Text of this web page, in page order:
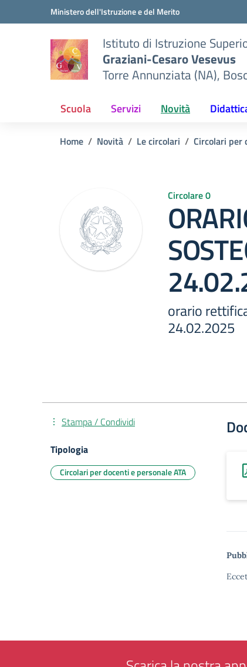
Vai ai contenuti
Vai al menu di navigazioneMinistero dell'Istruzione e del Merito
Istituto di Istruzione
Graziani-Cesaro Vesevus
Torre Annunziata (NA),
Scuola Servizi Novità
Home Novità Le circolari Circolari per
Circolare 0
orario
24.02.2025
Stampa / Condividi
Tipologia
Circolari per docenti e personale ATA